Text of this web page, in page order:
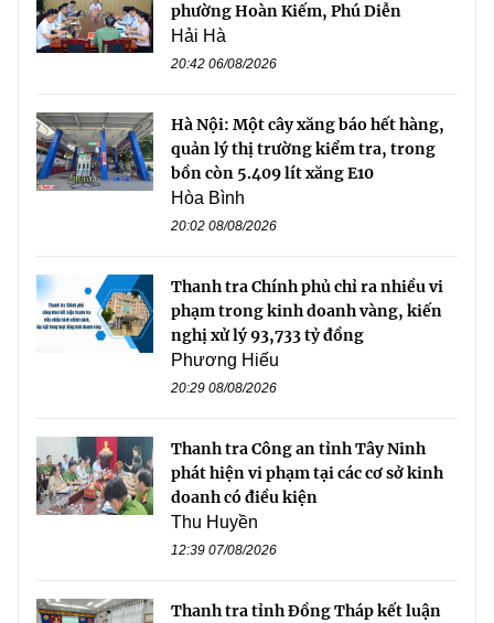
phường Hoàn Kiếm, Phú Diễn
Hải Hà
20:42 06/08/2026
Hà Nội: Một cây xăng báo hết hàng,
quản lý thị trường kiểm tra, trong
bồn còn 5.409 lít xăng E10
Hòa Bình
20:02 08/08/2026
Thanh tra Chính phủ chỉ ra nhiều vi
phạm trong kinh doanh vàng, kiến
nghị xử lý 93,733 tỷ đồng
Phương Hiếu
20:29 08/08/2026
Thanh tra Công an tỉnh Tây Ninh
phát hiện vi phạm tại các cơ sở kinh
doanh có điều kiện
Thu Huyền
12:39 07/08/2026
Thanh tra tỉnh Đồng Tháp kết luận